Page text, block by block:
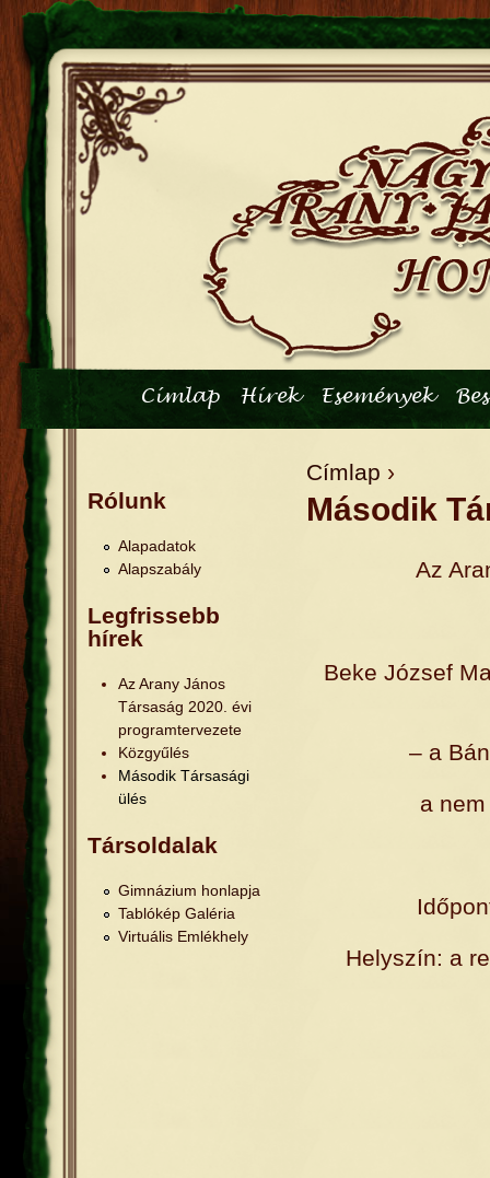
Főmenü
Címlap Hírek Események
Jelenlegi hely
Címlap ›
Második
Az
Beke József
– a
a
Helyszín: a
Rólunk
Alapadatok
Alapszabály
Legfrissebb
hírek
Az Arany János
Társaság 2020. évi
programtervezete
Közgyűlés
Második Társasági
ülés
Társoldalak
Gimnázium honlapja
Tablókép Galéria
Virtuális Emlékhely